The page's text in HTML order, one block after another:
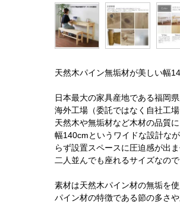
天然木パイン無垢材が美しい幅
日本最大の家具産地である福岡
海外工場（委託ではなく自社工
天然木や無垢材など木材の品質
幅140cmというワイドな設計な
らず設置スペースに圧迫感が出ま
二人並んでも座れるサイズなの
素材は天然木パイン材の無垢を使
パイン材の特徴である節の多さ